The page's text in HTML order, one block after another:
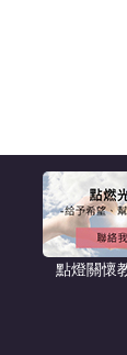
點燈關懷